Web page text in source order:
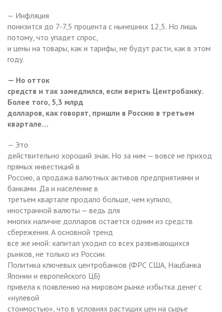
— Инфляция
понизится до 7-7,5 процента с нынешних 12,5. Но лишь
потому, что упадет спрос,
и цены на товары, как и тарифы, не будут расти, как в этом
году.
— Но отток
средств и так замедлился, если верить Центробанку.
Более того, 5,3 млрд
долларов, как говорят, пришли в Россию в третьем
квартале…
— Это
действительно хороший знак. Но за ним — вовсе не приход
прямых инвестиций в
Россию, а продажа валютных активов предприятиями и
банками. Да и население в
третьем квартале продало больше, чем купило,
иностранной валюты — ведь для
многих наличие долларов остается одним из средств
сбережения. А основной тренд
все же иной: капитал уходил со всех развивающихся
рынков, не только из России.
Политика ключевых центробанков (ФРС США, Нацбанка
Японии и европейского ЦБ)
привела к появлению на мировом рынке избытка денег с
«нулевой
стоимостью», что в условиях растущих цен на сырье